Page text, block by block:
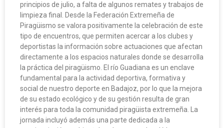
principios de julio, a falta de algunos remates y trabajos de
limpieza final. Desde la Federación Extremeña de
Piragüismo se valora positivamente la celebración de este
tipo de encuentros, que permiten acercar a los clubes y
deportistas la información sobre actuaciones que afectan
directamente a los espacios naturales donde se desarrolla
la práctica del piragüismo. El río Guadiana es un enclave
fundamental para la actividad deportiva, formativa y
social de nuestro deporte en Badajoz, por lo que la mejora
de su estado ecológico y de su gestión resulta de gran
interés para toda la comunidad piragüista extremeña. La
jornada incluyó además una parte dedicada a la